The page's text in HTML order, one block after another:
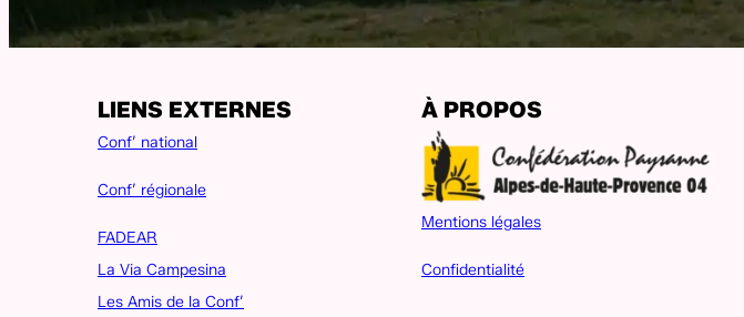
LIENS EXTERNES
Conf’ national
Conf’ régionale
FADEAR
La Via Campesina
Les Amis de la Conf’
À PROPOS
Mentions légales
Confidentialité